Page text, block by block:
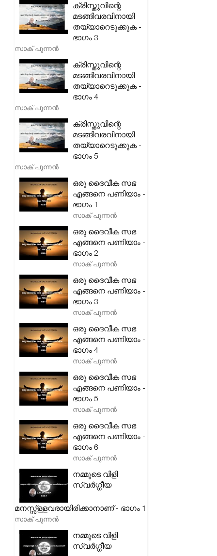
ക്രിസ്തുവിന്റെ
മടങ്ങിവരവിനായി
തയ്യാറെടുക്കുക -
ഭാഗം 3
സാക് പുന്നൻ
ക്രിസ്തുവിന്റെ
മടങ്ങിവരവിനായി
തയ്യാറെടുക്കുക -
ഭാഗം 4
സാക് പുന്നൻ
ക്രിസ്തുവിന്റെ
മടങ്ങിവരവിനായി
തയ്യാറെടുക്കുക -
ഭാഗം 5
സാക് പുന്നൻ
ഒരു ദൈവീക സഭ
എങ്ങനെ പണിയാം -
ഭാഗം 1
സാക് പുന്നൻ
ഒരു ദൈവീക സഭ
എങ്ങനെ പണിയാം -
ഭാഗം 2
സാക് പുന്നൻ
ഒരു ദൈവീക സഭ
എങ്ങനെ പണിയാം -
ഭാഗം 3
സാക് പുന്നൻ
ഒരു ദൈവീക സഭ
എങ്ങനെ പണിയാം -
ഭാഗം 4
സാക് പുന്നൻ
ഒരു ദൈവീക സഭ
എങ്ങനെ പണിയാം -
ഭാഗം 5
സാക് പുന്നൻ
ഒരു ദൈവീക സഭ
എങ്ങനെ പണിയാം -
ഭാഗം 6
സാക് പുന്നൻ
നമ്മുടെ വിളി
സ്വർഗ്ഗീയ
മനസ്സ്ള്ളവരായിരിക്കാനാണ് - ഭാഗം 1
സാക് പുന്നൻ
നമ്മുടെ വിളി
സ്വർഗ്ഗീയ